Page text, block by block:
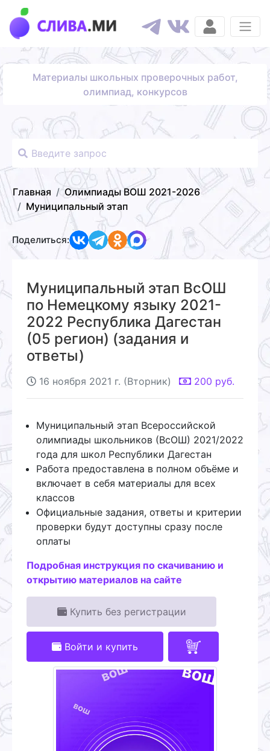
Материалы школьных проверочных работ,
олимпиад, конкурсов
Главная
Олимпиады ВОШ 2021-2026
Муниципальный этап
Поделиться:
Муниципальный этап ВсОШ
по Немецкому языку 2021-
2022 Республика Дагестан
(05 регион) (задания и
ответы)
16 ноября 2021 г. (Вторник) 200 руб.
Муниципальный этап Всероссийской
олимпиады школьников (ВсОШ) 2021/2022
года для школ Республики Дагестан
Работа предоставлена в полном объёме и
включает в себя материалы для всех
классов
Официальные задания, ответы и критерии
проверки будут доступны сразу после
оплаты
Подробная инструкция по скачиванию и
открытию материалов на сайте
Купить без регистрации
Войти и купить